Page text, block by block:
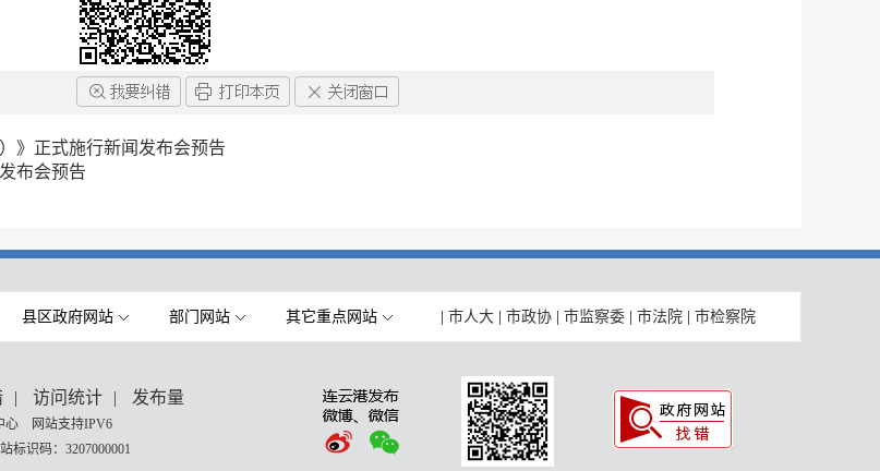
》正式施行新闻发布会预告
布会预告
县区政府网站 部门网站 其它重点网站 市人大 市政协 市监察委 市法院 市检察院
| 访问统计 | 发布量
心 网站支持IPV6
标识码：3207000001